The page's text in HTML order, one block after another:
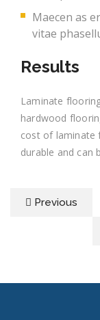
Maecen as
vitae
Results
Laminate
hardwood
cost of laminate
durable and can
Previous